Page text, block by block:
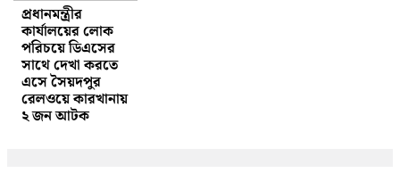
প্রধানমন্ত্রীর
কার্যালয়ের লোক
পরিচয়ে ডিএসের
সাথে দেখা করতে
এসে সৈয়দপুর
রেলওয়ে কারখানায়
২ জন আটক